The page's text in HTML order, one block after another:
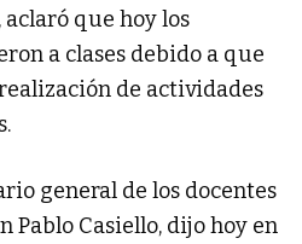
que hoy los
a clases debido a que
de actividades
general de los docentes
Pablo Casiello, dijo hoy en